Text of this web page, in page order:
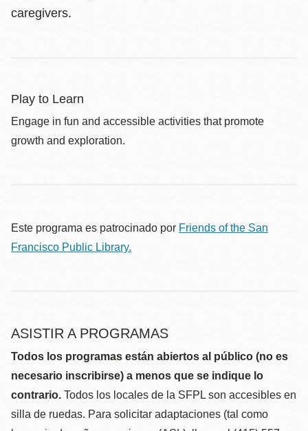
caregivers.
Play to Learn
Engage in fun and accessible activities that promote
growth and exploration.
Este programa es patrocinado por Friends of the San
Francisco Public Library.
ASISTIR A PROGRAMAS
Todos los programas están abiertos al público (no es
necesario inscribirse) a menos que se indique lo
contrario. Todos los locales de la SFPL son accesibles en
silla de ruedas. Para solicitar adaptaciones (tal como